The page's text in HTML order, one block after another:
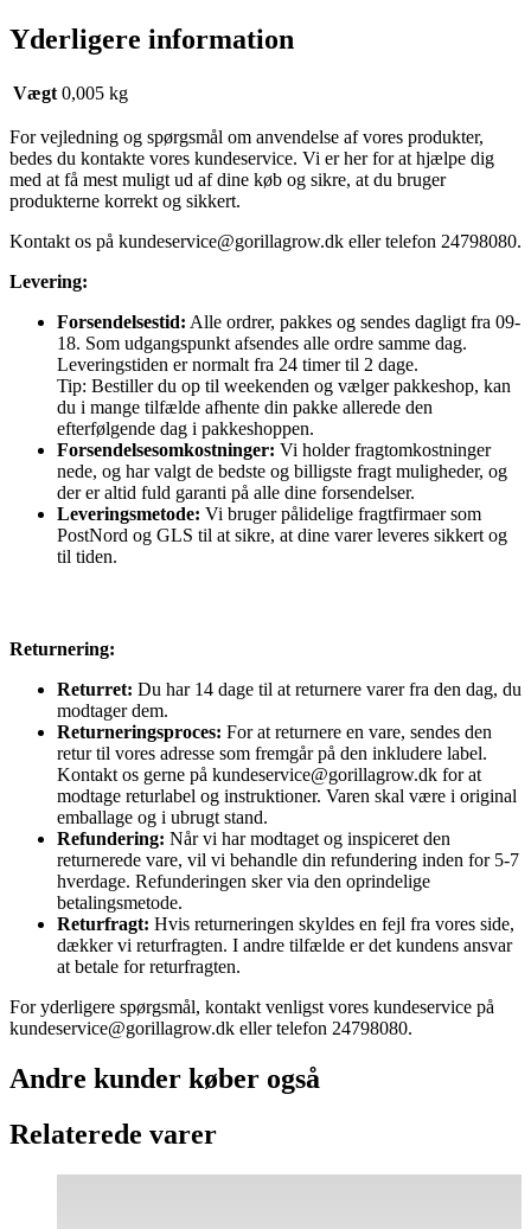
Yderligere information
Vægt 0,005 kg
For vejledning og spørgsmål om anvendelse af vores produkter,
bedes du kontakte vores kundeservice. Vi er her for at hjælpe dig
med at få mest muligt ud af dine køb og sikre, at du bruger
produkterne korrekt og sikkert.
Kontakt os på kundeservice@gorillagrow.dk eller telefon 24798080.
Levering:
Forsendelsestid: Alle ordrer, pakkes og sendes dagligt fra 09-
18. Som udgangspunkt afsendes alle ordre samme dag.
Leveringstiden er normalt fra 24 timer til 2 dage.
Tip: Bestiller du op til weekenden og vælger pakkeshop, kan
du i mange tilfælde afhente din pakke allerede den
efterfølgende dag i pakkeshoppen.
Forsendelsesomkostninger: Vi holder fragtomkostninger
nede, og har valgt de bedste og billigste fragt muligheder, og
der er altid fuld garanti på alle dine forsendelser.
Leveringsmetode: Vi bruger pålidelige fragtfirmaer som
PostNord og GLS til at sikre, at dine varer leveres sikkert og
til tiden.
Returnering:
Returret: Du har 14 dage til at returnere varer fra den dag, du
modtager dem.
Returneringsproces: For at returnere en vare, sendes den
retur til vores adresse som fremgår på den inkludere label.
Kontakt os gerne på kundeservice@gorillagrow.dk for at
modtage returlabel og instruktioner. Varen skal være i original
emballage og i ubrugt stand.
Refundering: Når vi har modtaget og inspiceret den
returnerede vare, vil vi behandle din refundering inden for 5-7
hverdage. Refunderingen sker via den oprindelige
betalingsmetode.
Returfragt: Hvis returneringen skyldes en fejl fra vores side,
dækker vi returfragten. I andre tilfælde er det kundens ansvar
at betale for returfragten.
For yderligere spørgsmål, kontakt venligst vores kundeservice på
kundeservice@gorillagrow.dk eller telefon 24798080.
Andre kunder køber også
Relaterede varer